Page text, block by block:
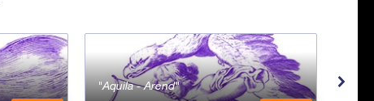
Aquila - Arend